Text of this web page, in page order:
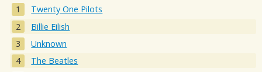
Twenty One Pilots
Billie Eilish
Unknown
The Beatles